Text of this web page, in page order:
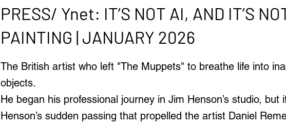
PRESS/ Ynet: IT’S NOT AI, AND IT’S
PAINTING | JANUARY 2026
The British artist who left "The Muppets" to breathe life into
objects.
He began his professional journey in Jim Henson’s studio, but
Henson’s sudden passing that propelled the artist Daniel